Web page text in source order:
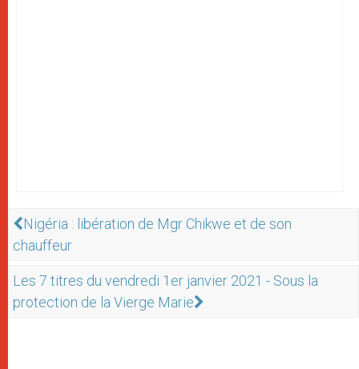
Nigéria : libération de Mgr Chikwe et de son
chauffeur
Les 7 titres du vendredi 1er janvier 2021 - Sous la
protection de la Vierge Marie